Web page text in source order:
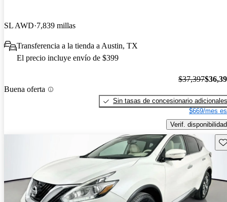
SL AWD 7,839 millas
Transferencia a la tienda a Austin, TX
El precio incluye envío de $399
Buena oferta
$37,397
Sin tasas de concesionario adicionales
$669/mes
Verif. disponibilidad